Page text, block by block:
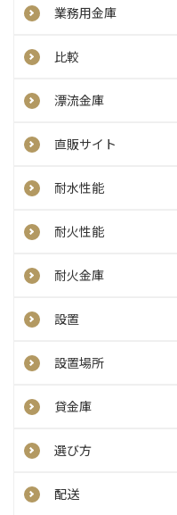
業務用金庫
比較
漂流金庫
直販サイト
耐水性能
耐火性能
耐火金庫
設置
設置場所
貸金庫
選び方
配送